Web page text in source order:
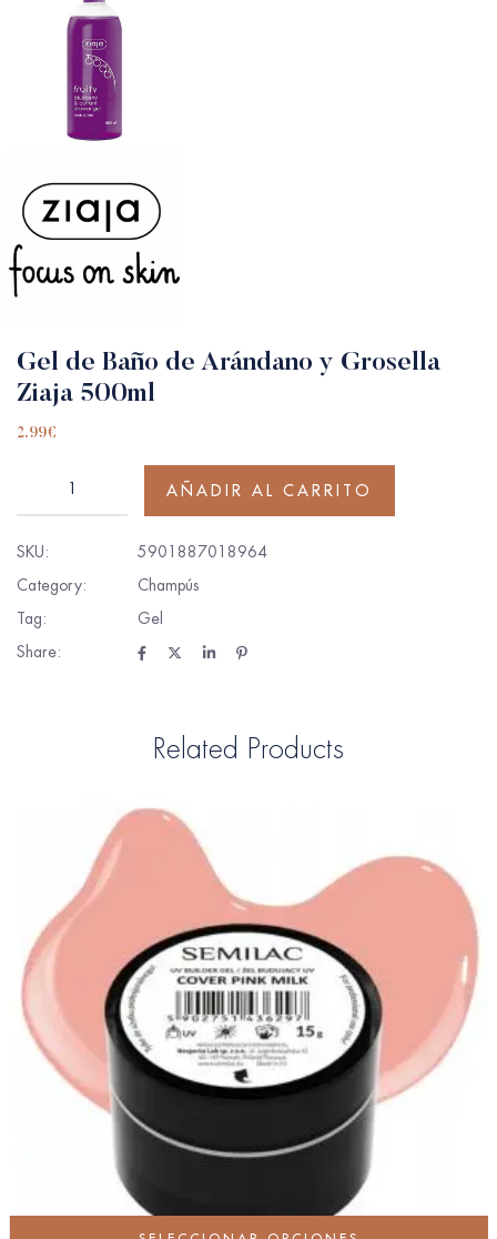
Gel de Baño de Arándano y Grosella
Ziaja 500ml
2.99€
AÑADIR AL CARRITO
SKU:
5901887018964
Category:
Champús
Tag:
Gel
Share:
Related Products